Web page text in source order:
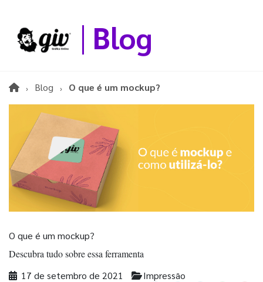
Blog
Blog O que é um mockup?
O que é um mockup?
Descubra tudo sobre essa ferramenta
17 de setembro de 2021
Impressão